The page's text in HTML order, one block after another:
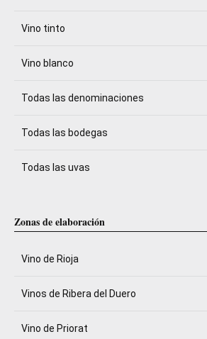
Vino tinto
Vino blanco
Todas las denominaciones
Todas las bodegas
Todas las uvas
Zonas de elaboración
Vino de Rioja
Vinos de Ribera del Duero
Vino de Priorat